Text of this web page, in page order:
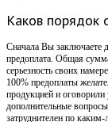
Каков порядок
Сначала Вы заключаете
предоплата. Общая
серьезность своих
100% предоплаты
продукцией и
дополнительные
затруднителен по